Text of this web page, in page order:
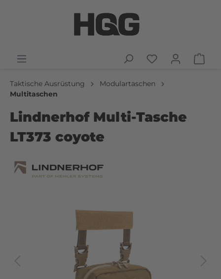
Taktische Ausrüstung
Modulartaschen
Multitaschen
Lindnerhof Multi-Tasche
LT373 coyote